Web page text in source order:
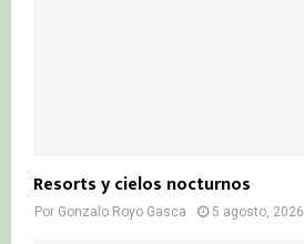
Resorts y cielos nocturnos
Por Gonzalo Royo Gasca 5 agosto, 2026